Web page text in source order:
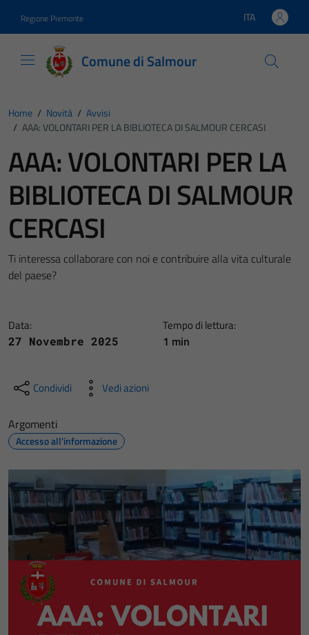
Regione Piemonte Lingua attiva:
ITA
Comune di Salmour
Home / Novità / Avvisi
/ AAA: VOLONTARI PER LA BIBLIOTECA DI SALMOUR CERCASI
AAA: VOLONTARI PER LA
BIBLIOTECA DI SALMOUR
CERCASI
Ti interessa collaborare con noi e contribuire alla vita culturale
del paese?
Data:
27 Novembre 2025
Tempo di lettura:
1 min
Condividi Vedi azioni
Argomenti
Accesso all'informazione